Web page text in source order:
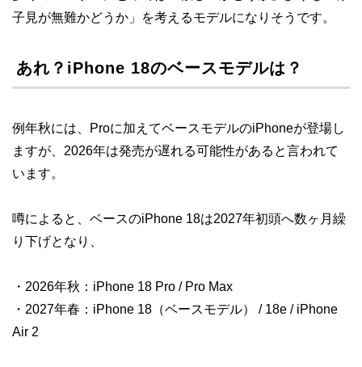
子見が無難かどうか」を考えるモデルになりそうです。
あれ？iPhone 18のベースモデルは？
例年秋には、Proに加えてベースモデルのiPhoneが登場し
ますが、2026年は発売が遅れる可能性があると言われて
います。
噂によると、ベースのiPhone 18は2027年初頭へ数ヶ月繰
り下げとなり、
・2026年秋：iPhone 18 Pro / Pro Max
・2027年春：iPhone 18（ベースモデル） / 18e / iPhone
Air 2